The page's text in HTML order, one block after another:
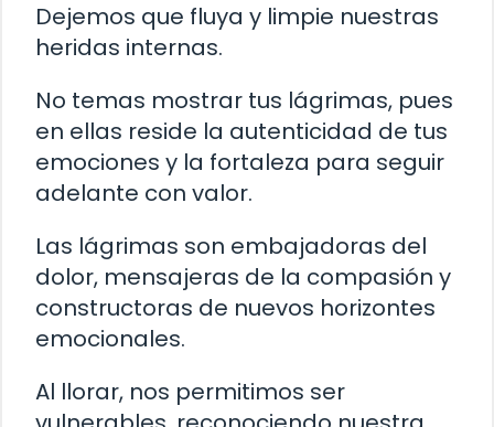
Dejemos que fluya y limpie nuestras
heridas internas.
No temas mostrar tus lágrimas, pues
en ellas reside la autenticidad de tus
emociones y la fortaleza para seguir
adelante con valor.
Las lágrimas son embajadoras del
dolor, mensajeras de la compasión y
constructoras de nuevos horizontes
emocionales.
Al llorar, nos permitimos ser